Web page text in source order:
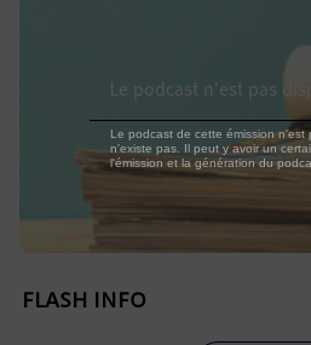
FLASH INFO
Le podcast n'est pas
Le podcast de cette émission n'est
n'existe pas. Il peut y avoir un
l'émission et la génération du